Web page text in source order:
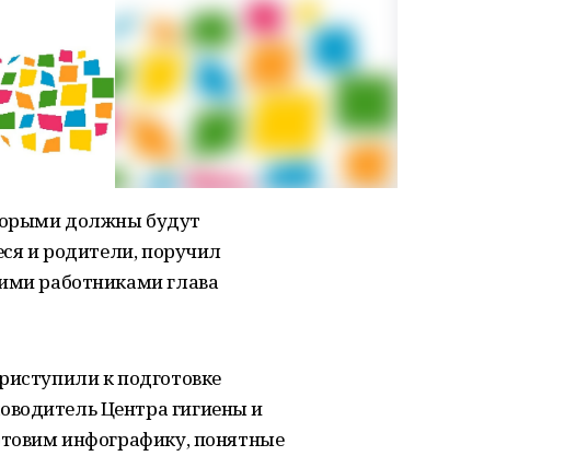
должны будут
и родители, поручил
работниками глава
к подготовке
Центра гигиены и
инфографику, понятные